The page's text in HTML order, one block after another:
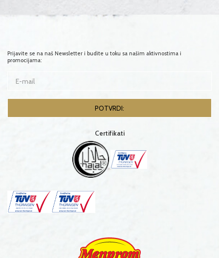
Prijavite se na naš Newsletter i budite u toku sa našim aktivnostima i
promocijama:
Certifikati